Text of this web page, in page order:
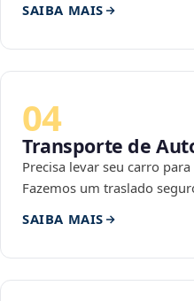
SAIBA MAIS
04
Transporte de
Precisa levar seu carro
Fazemos um traslado
SAIBA MAIS